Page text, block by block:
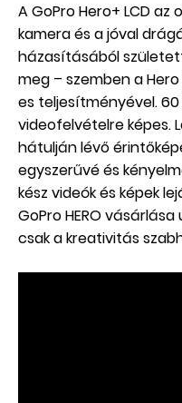
A GoPro Hero+ LCD
kamera és a jóval
házasításából
meg – szemben a Hero
es teljesítményével. 60
videofelvételre képes.
hátulján lévő
egyszerűvé és
kész videók és képek
GoPro HERO
csak a kreativitás